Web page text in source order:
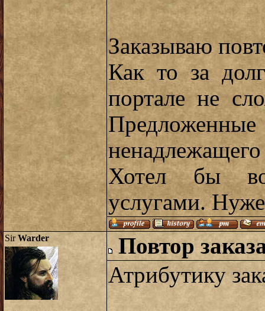
Заказываю
Как то за
портале не
ненадлежащего
Хотел бы
услугами.
SirWarder
Повтор
Атрибутику